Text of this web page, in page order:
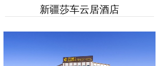
新疆莎车云居酒店